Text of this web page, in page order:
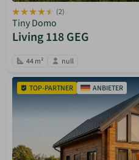
(2)
Tiny Domo
Living 118 GEG
44 m² null
TOP-PARTNER ANBIETER